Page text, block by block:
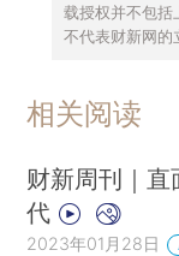
载授权并不包括
不代表财新网的
相关阅读
财新周刊｜
代
2023年01月28日